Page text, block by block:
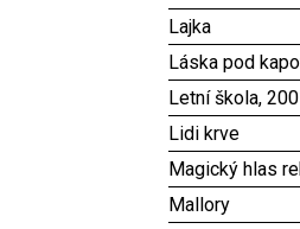
Lajka
Láska pod
Letní škola,
Lidi krve
Magický hlas
Mallory